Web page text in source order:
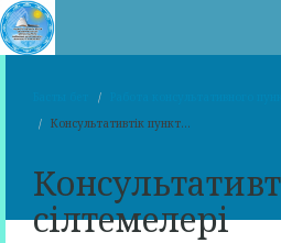
Консультативтік пункт...
сілтемелері